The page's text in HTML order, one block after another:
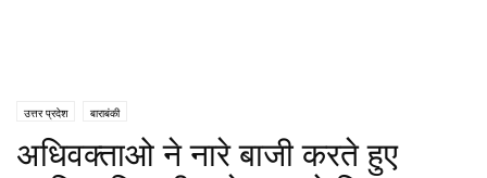
उत्तर प्रदेश बाराबंकी
अधिवक्ताओ ने नारे बाजी करते हुए